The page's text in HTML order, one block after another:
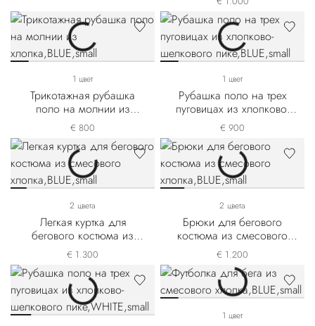
1 цвет
Трикотажная рубашка
поло на молнии из
хлопка
€ 800
1 цвет
Рубашка поло на трех
пуговицах из хлопково-
шелкового пике
€ 900
2 цвета
Легкая куртка для
бегового костюма из
смесового хлопка
€ 1.300
2 цвета
Брюки для бегового
костюма из смесового
хлопка
€ 1.200
1 цвет